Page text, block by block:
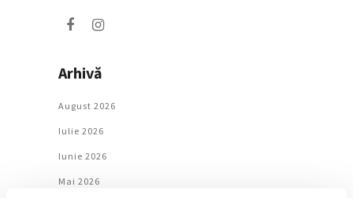
Arhivă
August 2026
Iulie 2026
Iunie 2026
Mai 2026